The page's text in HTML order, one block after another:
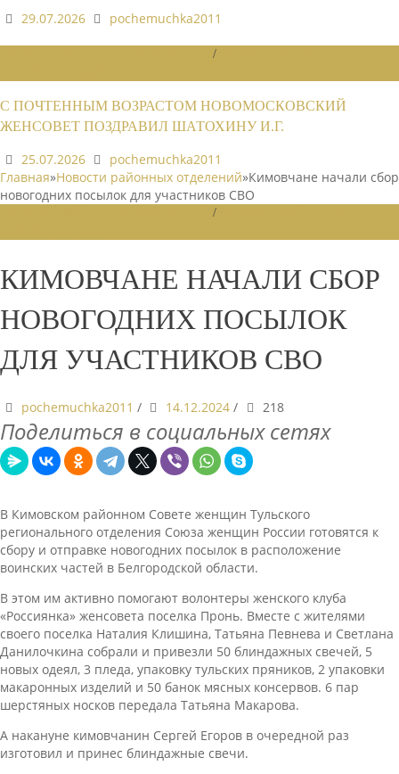
29.07.2026 pochemuchka2011
/
С ПОЧТЕННЫМ ВОЗРАСТОМ НОВОМОСКОВСКИЙ
ЖЕНСОВЕТ ПОЗДРАВИЛ ШАТОХИНУ И.Г.
25.07.2026
pochemuchka2011
Главная»Новости районных отделений»Кимовчане начали сбор
новогодних посылок для участников СВО
/
КИМОВЧАНЕ НАЧАЛИ СБОР
НОВОГОДНИХ ПОСЫЛОК
ДЛЯ УЧАСТНИКОВ СВО
pochemuchka2011 / 14.12.2024 / 218
Поделиться в социальных сетях
В Кимовском районном Совете женщин Тульского
регионального отделения Союза женщин России готовятся к
сбору и отправке новогодних посылок в расположение
воинских частей в Белгородской области.
В этом им активно помогают волонтеры женского клуба
«Россиянка» женсовета поселка Пронь. Вместе с жителями
своего поселка Наталия Клишина, Татьяна Певнева и Светлана
Данилочкина собрали и привезли 50 блиндажных свечей, 5
новых одеял, 3 пледа, упаковку тульских пряников, 2 упаковки
макаронных изделий и 50 банок мясных консервов. 6 пар
шерстяных носков передала Татьяна Макарова.
А накануне кимовчанин Сергей Егоров в очередной раз
изготовил и принес блиндажные свечи.